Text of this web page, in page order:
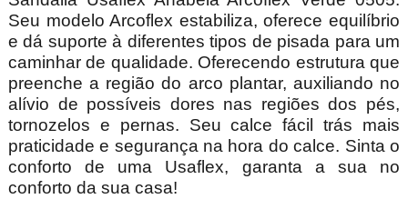
Seu modelo Arcoflex estabiliza, oferece equilíbrio
e dá suporte à diferentes tipos de pisada para um
caminhar de qualidade. Oferecendo estrutura que
preenche a região do arco plantar, auxiliando no
alívio de possíveis dores nas regiões dos pés,
tornozelos e pernas. Seu calce fácil trás mais
praticidade e segurança na hora do calce. Sinta o
conforto de uma Usaflex, garanta a sua no
conforto da sua casa!